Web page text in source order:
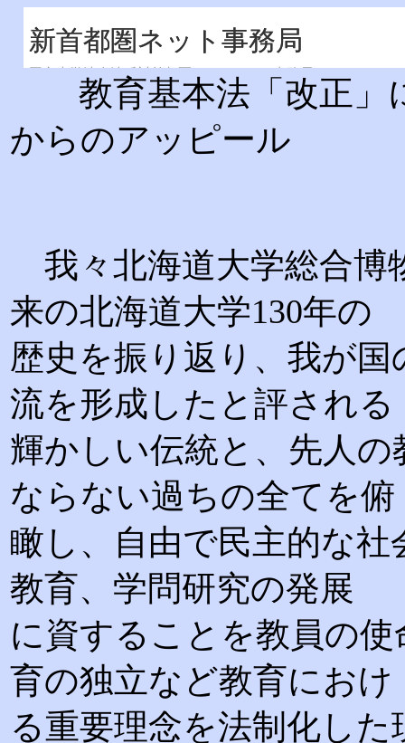
教育基本法「改正」
からのアッピール
我々北海道大学総合博
来の北海道大学130年の
歴史を振り返り、我が
流を形成したと評される
輝かしい伝統と、先人
ならない過ちの全てを俯
瞰し、自由で民主的な
教育、学問研究の発展
に資することを教員の
育の独立など教育におけ
る重要理念を法制化し